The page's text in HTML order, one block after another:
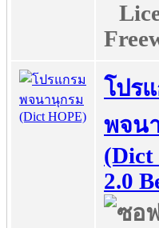
โปร
พจน
(Dict
2.0